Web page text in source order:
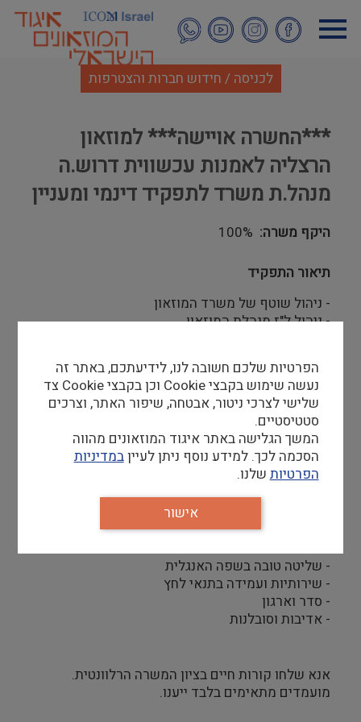
לתוכן
העיקרי
לכניסה / חידוש חברות והצטרפות
***הnשרה אויישה*** למוזאון
הרצליה לאמנות עכשווית דרוש.ה
מנהל.ת משרד לתפקיד דינמי ומעניין
היקף משרה 100%
תיאור התפקיד
- ניהול שוטף של משרד המוזאון
- ניהול ל"ז מנהלת המוזאון
- אחריות על הצוות התפעולי
- תמיכה באדמיניסטרציה של צוות המוזאון
- התנהלות מול ספקים
דרישות סף
- תואר אקדמי, עדיפות למדעי הרוח
- ניסיון קודם בתפקיד אדמיניסטרטיבי - חובה
- יחסי אנוש מעולים ויכולת התנהלות עצמאית בסביבה
- שליטה מלאה ביישומי Office - חובה
- שליטה טובה בשפה האנגלית
- שירותיות ועמידה בתנאי לחץ
- סדר וארגון
- אדיבות וסובלנות
אנא שלחו קורות חיים בציון המשרה הרלוונטית.
מועמדים מתאימים בלבד ייענו.
הפרטיות שלכם חשובה לנו, לידיעתכם, באתר זה
נעשה שימוש בקבצי Cookie וכן בקבצי Cookie צד
שלישי לצרכי ניטור, אבטחה, שיפור האתר, וצרכים
סטטיסטיים.
המשך הגלישה באתר איגוד המוזאונים מהווה
הסכמה לכך. למידע נוסף ניתן לעייןבמדיניות
הפרטיותשלנו.
אישור